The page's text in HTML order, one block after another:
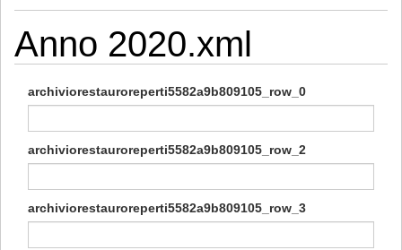
Anno 2020.xml
archiviorestauroreperti5582a9b809105_row_0
archiviorestauroreperti5582a9b809105_row_2
archiviorestauroreperti5582a9b809105_row_3